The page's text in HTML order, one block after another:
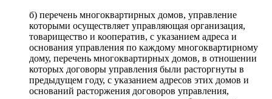
б) перечень многоквартирных домов, управление
которыми осуществляет управляющая организация,
товарищество и кооператив, с указанием адреса и
основания управления по каждому многоквартирному
дому, перечень многоквартирных домов, в отношении
которых договоры управления были расторгнуты в
предыдущем году, с указанием адресов этих домов и
оснований расторжения договоров управления,